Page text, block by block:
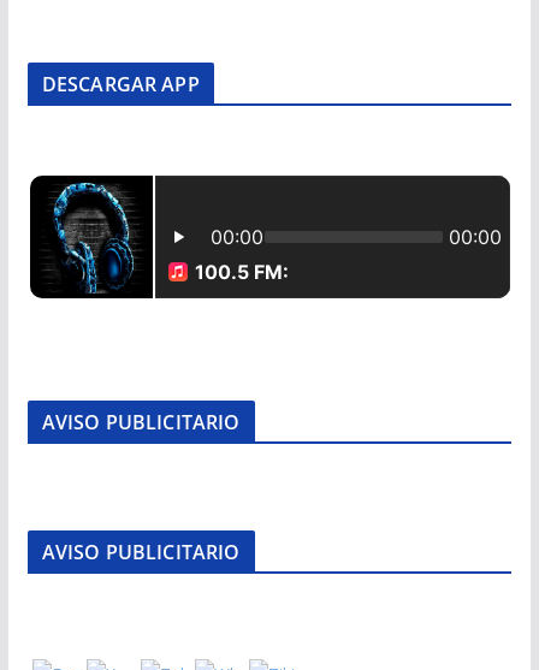
DESCARGAR APP
AVISO PUBLICITARIO
AVISO PUBLICITARIO